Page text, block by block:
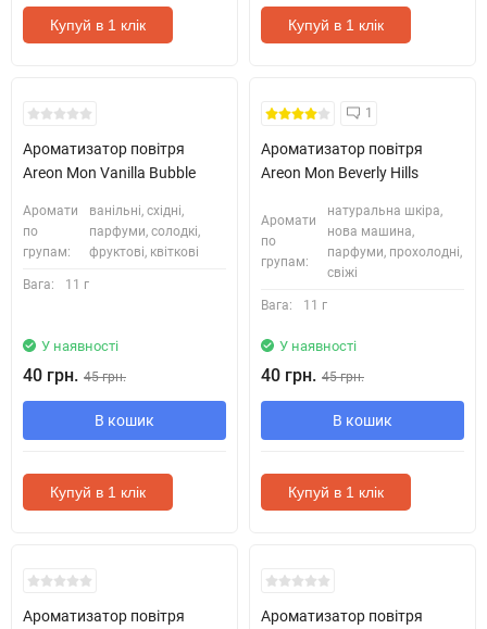
Купуй в 1 клік Купуй в 1 клік
Ароматизатор повітря
Areon Mon Vanilla Bubble
Аромати
по
групам:
ванільні, східні,
парфуми, солодкі,
фруктові, квіткові
Вага: 11 г
У наявності
40 грн. 45 грн.
В кошик
Купуй в 1 клік
1
Ароматизатор повітря
Areon Mon Beverly Hills
Аромати
по
групам:
натуральна шкіра,
нова машина,
парфуми, прохолодні,
свіжі
Вага: 11 г
У наявності
40 грн. 45 грн.
В кошик
Купуй в 1 клік
Ароматизатор повітря
Ароматизатор повітря